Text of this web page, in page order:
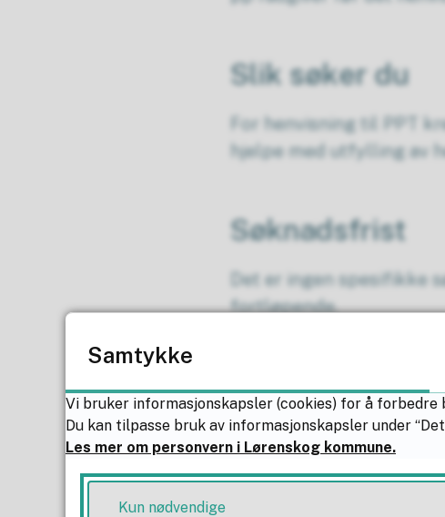
Slik søker du
For henvisning til PPT
hjelpe med utfylling av
Søknadsfrist
Det er ingen spesifikke
fortløpende.
Hva koster
Tjenesten er gratis for
Samtykke
Vi bruker informasjonskapsler (cookies) for å
Du kan tilpasse bruk av informasjonskapsler under
Les mer om personvern i Lørenskog kommune.
Kun nødvendige